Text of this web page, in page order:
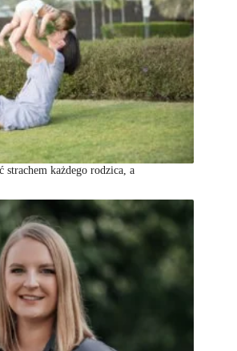
każdego rodzica, a